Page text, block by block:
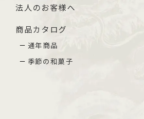
法人のお客様へ
商品カタログ
通年商品
季節の和菓子